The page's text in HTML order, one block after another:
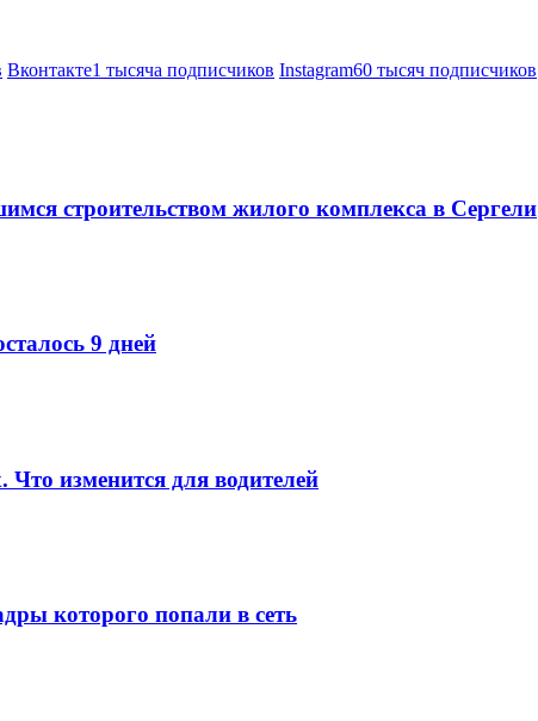
Вконтакте1 тысяча подписчиков Instagram60 тысяч подписчиков
строительством жилого комплекса в Сергели
9 дней
изменится для водителей
которого попали в сеть